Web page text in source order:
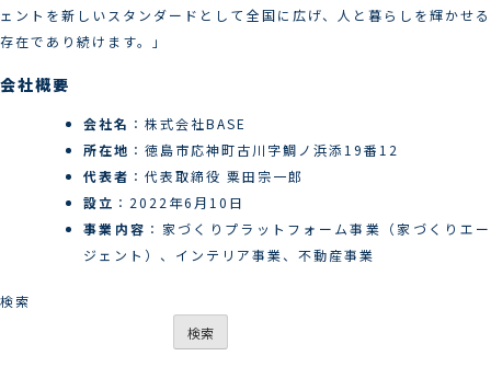
ェントを新しいスタンダードとして全国に広げ、人と暮らしを輝かせる
存在であり続けます。」
会社概要
会社名 ：株式会社BASE
所在地 ：徳島市応神町古川字鯛ノ浜添19番12
代表者 ：代表取締役 粟田宗一郎
設立 ：2022年6月10日
事業内容 ：家づくりプラットフォーム事業（家づくりエー
ジェント）、インテリア事業、不動産事業
検索
検索